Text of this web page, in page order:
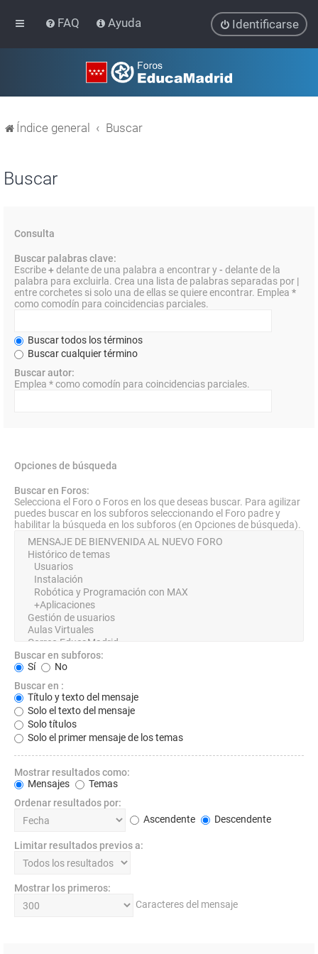
FAQ Ayuda Identificarse
Índice general Buscar
Buscar
Consulta
Buscar palabras clave:
Escribe+delante de una palabra a encontrar y- delante de la
palabra para excluirla. Crea una lista de palabras separadas por |
entre corchetes si solo una de ellas se quiere encontrar. Emplea *
como comodín para coincidencias parciales.
Buscar todos los términos
Buscar cualquier término
Buscar autor:
Emplea * como comodín para coincidencias parciales.
Opciones de búsqueda
Buscar en Foros:
Selecciona el Foro o Foros en los que deseas buscar. Para agilizar
puedes buscar en los subforos seleccionando el Foro padre y
habilitar la búsqueda en los subforos (en Opciones de búsqueda).
Buscar en subforos:
Sí
No
Buscar en :
Título y texto del mensaje
Solo el texto del mensaje
Solo títulos
Solo el primer mensaje de los temas
Mostrar resultados como:
Mensajes
Temas
Ordenar resultados por:
Ascendente
Descendente
Limitar resultados previos a:
Mostrar los primeros:
Caracteres del mensaje